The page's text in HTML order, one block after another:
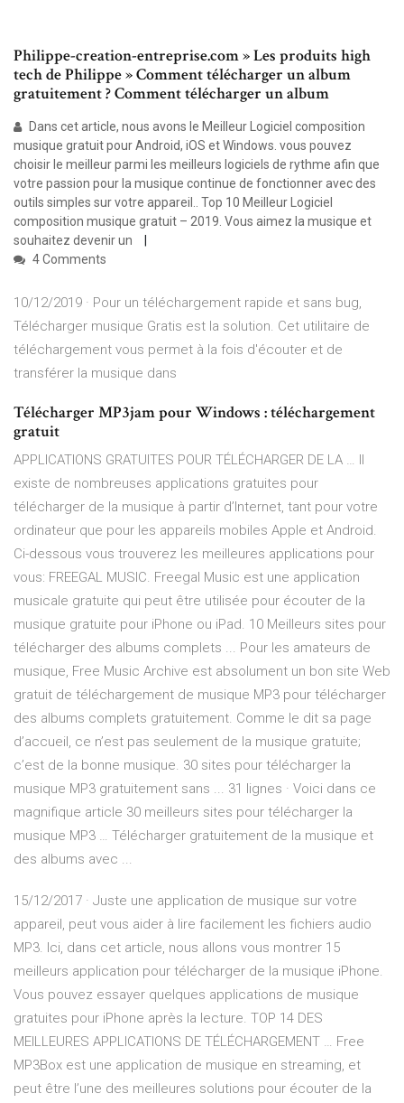
Philippe-creation-entreprise.com » Les produits high
tech de Philippe » Comment télécharger un album
gratuitement ? Comment télécharger un album
Dans cet article, nous avons le Meilleur Logiciel composition
musique gratuit pour Android, iOS et Windows. vous pouvez
choisir le meilleur parmi les meilleurs logiciels de rythme afin que
votre passion pour la musique continue de fonctionner avec des
outils simples sur votre appareil.. Top 10 Meilleur Logiciel
composition musique gratuit – 2019. Vous aimez la musique et
souhaitez devenir un
4 Comments
10/12/2019 · Pour un téléchargement rapide et sans bug,
Télécharger musique Gratis est la solution. Cet utilitaire de
téléchargement vous permet à la fois d'écouter et de
transférer la musique dans
Télécharger MP3jam pour Windows : téléchargement
gratuit
APPLICATIONS GRATUITES POUR TÉLÉCHARGER DE LA … Il
existe de nombreuses applications gratuites pour
télécharger de la musique à partir d’Internet, tant pour votre
ordinateur que pour les appareils mobiles Apple et Android.
Ci-dessous vous trouverez les meilleures applications pour
vous: FREEGAL MUSIC. Freegal Music est une application
musicale gratuite qui peut être utilisée pour écouter de la
musique gratuite pour iPhone ou iPad. 10 Meilleurs sites pour
télécharger des albums complets ... Pour les amateurs de
musique, Free Music Archive est absolument un bon site Web
gratuit de téléchargement de musique MP3 pour télécharger
des albums complets gratuitement. Comme le dit sa page
d’accueil, ce n’est pas seulement de la musique gratuite;
c’est de la bonne musique. 30 sites pour télécharger la
musique MP3 gratuitement sans ... 31 lignes · Voici dans ce
magnifique article 30 meilleurs sites pour télécharger la
musique MP3 … Télécharger gratuitement de la musique et
des albums avec ...
15/12/2017 · Juste une application de musique sur votre
appareil, peut vous aider à lire facilement les fichiers audio
MP3. Ici, dans cet article, nous allons vous montrer 15
meilleurs application pour télécharger de la musique iPhone.
Vous pouvez essayer quelques applications de musique
gratuites pour iPhone après la lecture. TOP 14 DES
MEILLEURES APPLICATIONS DE TÉLÉCHARGEMENT … Free
MP3Box est une application de musique en streaming, et
peut être l’une des meilleures solutions pour écouter de la